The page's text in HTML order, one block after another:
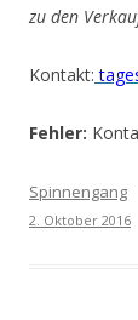
zu den
Kontakt:
Fehler:
Spinnengang
2. Oktober 2016